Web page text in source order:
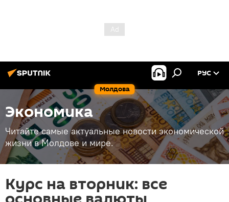
Молдова
РУС
Экономика
Читайте самые актуальные новости экономической
жизни в Молдове и мире.
Курс на вторник: все